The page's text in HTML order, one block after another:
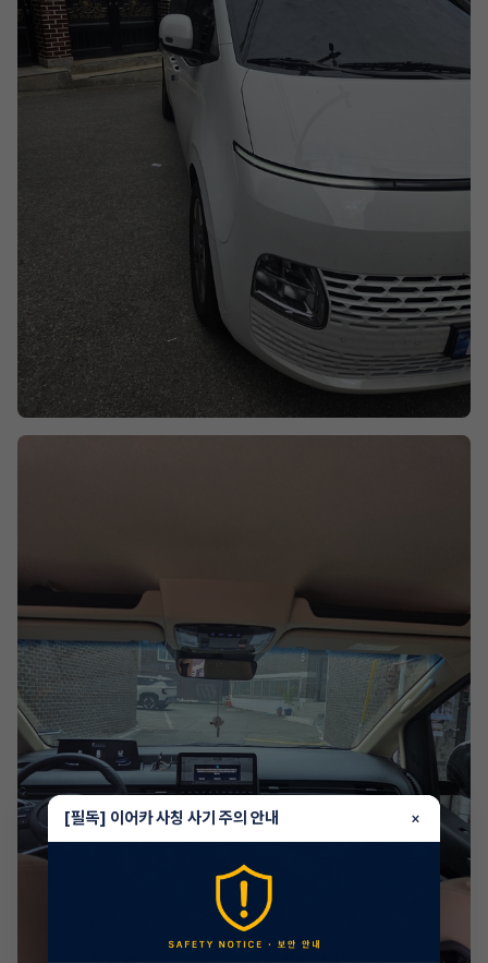
[필독] 이어카 사칭 사기 주의 안내 ×